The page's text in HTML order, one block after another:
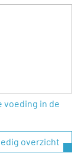
in de
overzicht